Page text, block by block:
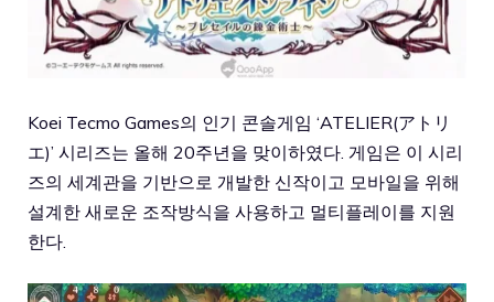
Koei Tecmo Games의 인기 콘솔게임 ‘ATELIER(アトリ
エ)’ 시리즈는 올해 20주년을 맞이하였다. 게임은 이 시리
즈의 세계관을 기반으로 개발한 신작이고 모바일을 위해
설계한 새로운 조작방식을 사용하고 멀티플레이를 지원
한다.